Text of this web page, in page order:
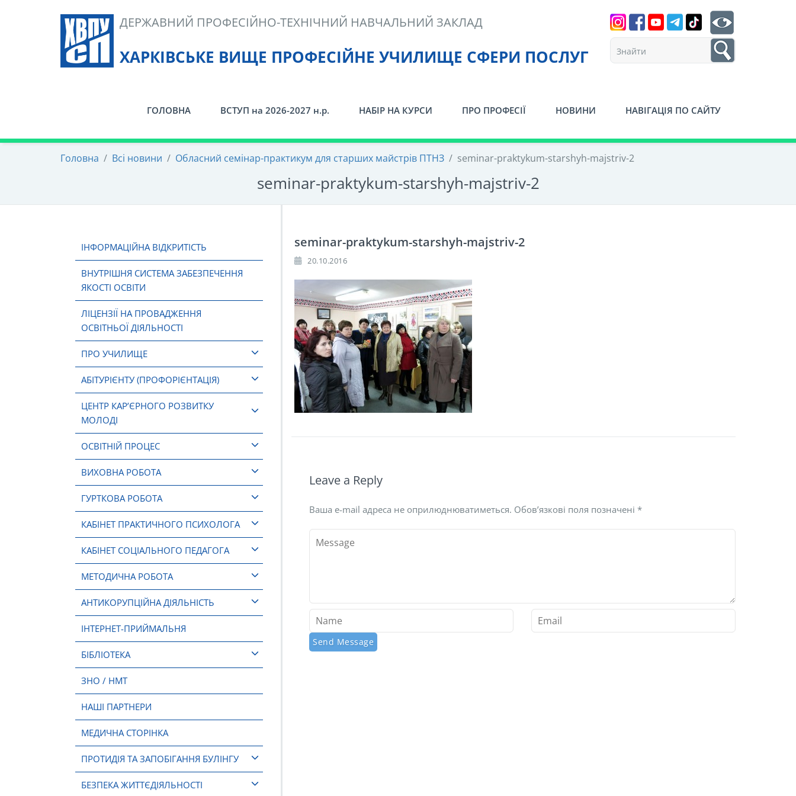
ХАРКІВСЬКЕ ВИЩЕ ПРОФЕСІЙНЕ УЧИЛИЩЕ СФЕРИ ПОСЛУГ
ДЕРЖАВНИЙ ПРОФЕСІЙНО-ТЕХНІЧНИЙ НАВЧАЛЬНИЙ ЗАКЛАД
1
ГОЛОВНА ВСТУП на 2026-2027 н.р. НАБІР НА КУРСИ ПРО ПРОФЕСІЇ НОВИНИ НАВІГАЦІЯ ПО САЙТУ
Головна / Всі новини / Обласний семінар-практикум для старших майстрів ПТНЗ / seminar-praktykum-starshyh-majstriv-2
seminar-praktykum-starshyh-majstriv-2
ІНФОРМАЦІЙНА ВІДКРИТІСТЬ
ВНУТРІШНЯ СИСТЕМА ЗАБЕЗПЕЧЕННЯ
ЯКОСТІ ОСВІТИ
ЛІЦЕНЗІЇ НА ПРОВАДЖЕННЯ
ОСВІТНЬОЇ ДІЯЛЬНОСТІ
ПРО УЧИЛИЩЕ
АБІТУРІЄНТУ (ПРОФОРІЄНТАЦІЯ)
ЦЕНТР КАР’ЄРНОГО РОЗВИТКУ
МОЛОДІ
ОСВІТНІЙ ПРОЦЕС
ВИХОВНА РОБОТА
ГУРТКОВА РОБОТА
КАБІНЕТ ПРАКТИЧНОГО ПСИХОЛОГА
КАБІНЕТ СОЦІАЛЬНОГО ПЕДАГОГА
МЕТОДИЧНА РОБОТА
АНТИКОРУПЦІЙНА ДІЯЛЬНІСТЬ
ІНТЕРНЕТ-ПРИЙМАЛЬНЯ
БІБЛІОТЕКА
ЗНО / НМТ
НАШІ ПАРТНЕРИ
МЕДИЧНА СТОРІНКА
ПРОТИДІЯ ТА ЗАПОБІГАННЯ БУЛІНГУ
БЕЗПЕКА ЖИТТЄДІЯЛЬНОСТІ
seminar-praktykum-starshyh-majstriv-2
20.10.2016
Leave a Reply
Ваша e-mail адреса не оприлюднюватиметься. Обов’язкові поля позначені *